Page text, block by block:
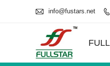
 info@fustars.net 